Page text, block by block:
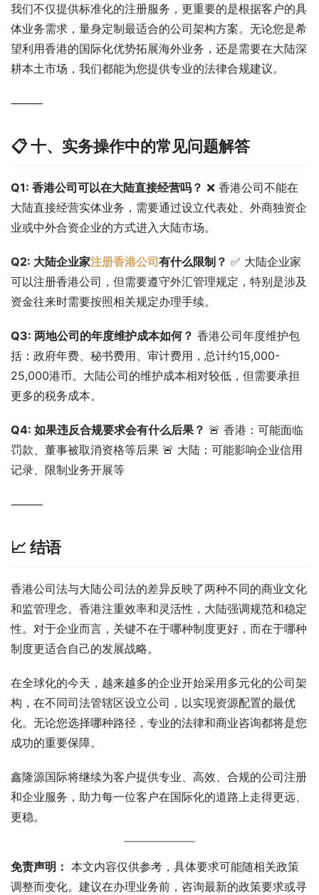
我们不仅提供标准化的注册服务，更重要的是根据客户的具
体业务需求，量身定制最适合的公司架构方案。无论您是希
望利用香港的国际化优势拓展海外业务，还是需要在大陆深
耕本土市场，我们都能为您提供专业的法律合规建议。
⸻
📋 十、实务操作中的常见问题解答
Q1: 香港公司可以在大陆直接经营吗？ ❌ 香港公司不能在
大陆直接经营实体业务，需要通过设立代表处、外商独资企
业或中外合资企业的方式进入大陆市场。
Q2: 大陆企业家注册香港公司有什么限制？ ✅ 大陆企业家
可以注册香港公司，但需要遵守外汇管理规定，特别是涉及
资金往来时需要按照相关规定办理手续。
Q3: 两地公司的年度维护成本如何？ 香港公司年度维护包
括：政府年费、秘书费用、审计费用，总计约15,000-
25,000港币。大陆公司的维护成本相对较低，但需要承担
更多的税务成本。
Q4: 如果违反合规要求会有什么后果？ 🚨 香港：可能面临
罚款、董事被取消资格等后果 🚨 大陆：可能影响企业信用
记录、限制业务开展等
⸻
📈 结语
香港公司法与大陆公司法的差异反映了两种不同的商业文化
和监管理念。香港注重效率和灵活性，大陆强调规范和稳定
性。对于企业而言，关键不在于哪种制度更好，而在于哪种
制度更适合自己的发展战略。
在全球化的今天，越来越多的企业开始采用多元化的公司架
构，在不同司法管辖区设立公司，以实现资源配置的最优
化。无论您选择哪种路径，专业的法律和商业咨询都将是您
成功的重要保障。
鑫隆源国际将继续为客户提供专业、高效、合规的公司注册
和企业服务，助力每一位客户在国际化的道路上走得更远、
更稳。
免责声明： 本文内容仅供参考，具体要求可能随相关政策
调整而变化。建议在办理业务前，咨询最新的政策要求或寻